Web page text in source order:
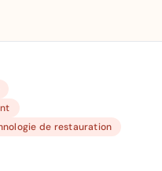
de restauration